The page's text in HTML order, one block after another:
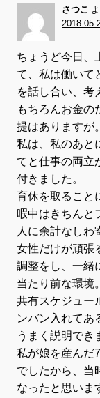
さつこ
2018-05-
ちょうど今日、
て、私は働いて
を話し合い、考
もちろんお金の
提はありますが。
私は、私のあと
てと仕事の両立
付きました。
育休を取ること
暇中はきちんと
人に余計なしわ
女性だけが頑張
調整をし、一緒
当たり前な環境。
共有スケジュー
ンバン入れてあ
うまく説明でき
私が娘を産んだ
でしたから、当
なったと思いま